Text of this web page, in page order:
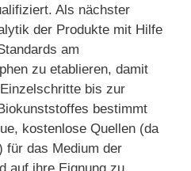
Als nächster
der Produkte mit Hilfe
am
zu etablieren, damit
bis zur
bestimmt
kostenlose Quellen (da
für das Medium der